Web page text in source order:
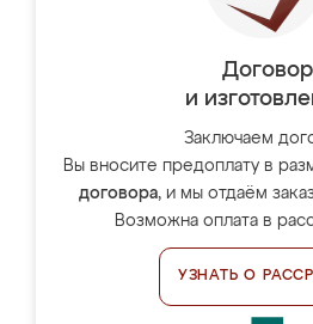
Договор
и
Заключаем
Вы вносите предоплату в
договора, и мы отдаём
Возможна оплата в
УЗНАТЬ О